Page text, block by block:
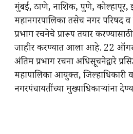
मुंबई, ठाणे, नाशिक, पुणे,
महानगरपालिका तसेच नगर परिषद व
प्रभाग रचनेचे प्रारूप तयार
जाहीर करण्यात आला आहे. 22
अंतिम प्रभाग रचना अधिसूचनेद्वारे
महापालिका आयुक्त, जिल्हाधिकारी
नगरपंचायतींच्या मुख्याधिकाऱ्यांना